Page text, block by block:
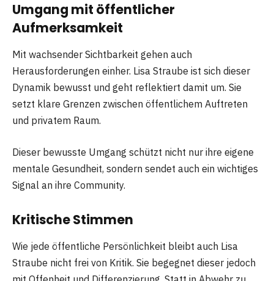
Umgang mit öffentlicher
Aufmerksamkeit
Mit wachsender Sichtbarkeit gehen auch
Herausforderungen einher. Lisa Straube ist sich dieser
Dynamik bewusst und geht reflektiert damit um. Sie
setzt klare Grenzen zwischen öffentlichem Auftreten
und privatem Raum.
Dieser bewusste Umgang schützt nicht nur ihre eigene
mentale Gesundheit, sondern sendet auch ein wichtiges
Signal an ihre Community.
Kritische Stimmen
Wie jede öffentliche Persönlichkeit bleibt auch Lisa
Straube nicht frei von Kritik. Sie begegnet dieser jedoch